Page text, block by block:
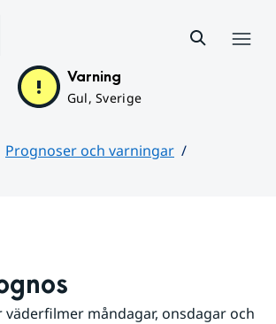
Varning
Gul, Sverige
Prognoser och varningar
väderfilmer måndagar, onsdagar och